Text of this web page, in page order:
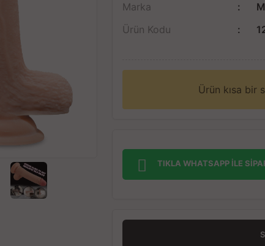
Marka
Ürün Kodu
Ürün kısa bir
TIKLA WHATSAPP İLE